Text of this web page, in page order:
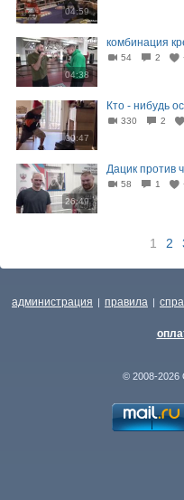
04:59
04:38
комбинация
54 2
00:47
Кто - нибудь
330 2
26:49
Дацик против
58 1
1 2
администрация | правила |
© 2008-